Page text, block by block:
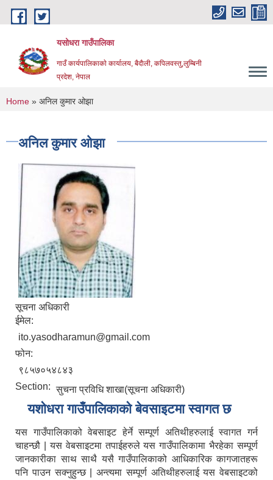
Skip to main content
यसोधरा गाउँपालिका
गाउँ कार्यपालिकाकाे कार्यालय, बैदाैली, कपिलवस्तु,लुम्बिनी
प्रदेश, नेपाल
You are here
Home » अनिल कुमार ‌ओझा
अनिल कुमार ‌ओझा
सूचना अधिकारी
ईमेल:
ito.yasodharamun@gmail.com
फोन:
९८५७०५४८४३
Section: सुचना प्रविधि शाखा(सूचना अधिकारी)
यशाेधरा गाउँपालिकाकाे बेवसाइटमा स्वागत छ
यस गाउँपालिकाको वेबसाइट हेर्ने सम्पूर्ण अतिथीहरुलाई स्वागत गर्न
चाहन्छौ | यस वेबसाइटमा तपाईहरुले यस गाउँपालिकामा भैरहेका सम्पूर्ण
जानकारीका साथ साथै यसै गाउँपालिकाको आधिकारिक कागजातहरू
पनि पाउन सक्नुहुन्छ | अन्त्यमा सम्पूर्ण अतिथीहरुलाई यस वेबसाइटको